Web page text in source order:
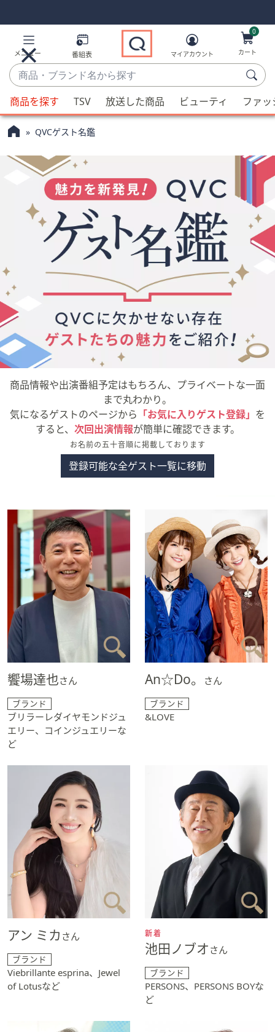
Links
Links2
メニュー 番組表
商
品・
ブ
ラ
ン
名
候
補
が
利
用
の
矢
キ
ー
ま
た
タ
チ
左
右
し
て
閲
覧
き
ま
す。
マイアカウント
0
カート
商品を探す TSV 放送した商品 ビューティ ファ
QVCゲスト名鑑
商品情報や出演番組予定はもちろん、プライベートな一面
まで丸わかり。
気になるゲストのページから 「お気に入りゲスト登録」 を
すると、 次回出演情報が簡単に確認できます。
お名前の五十音順に掲載しております
登録可能な全ゲスト一覧に移動
饗場達也さん
ブランド
ブリラーレダイヤモンドジュ
エリー、コインジュエリーな
ど
An☆Do。 さん
ブランド
&LOVE
アン ミカ さん
ブランド
Viebrillante esprina、Jewel
of Lotusなど
新着
池田ノブオ さん
ブランド
PERSONS、PERSONS BOYな
ど